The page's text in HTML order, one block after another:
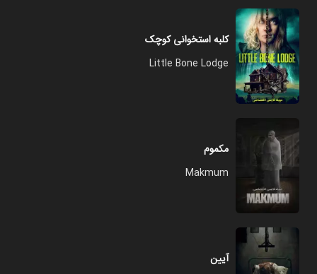
کلبه استخوانی کوچک
Little Bone Lodge
مکموم
Makmum
آیین